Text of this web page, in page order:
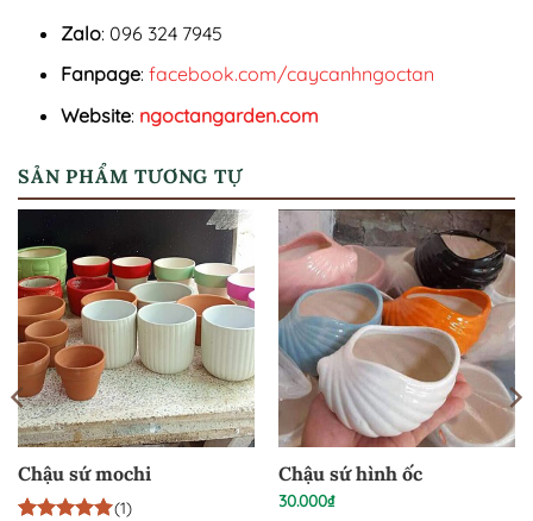
Zalo: 096 324 7945
Fanpage: facebook.com/caycanhngoctan
Website: ngoctangarden.com
SẢN PHẨM TƯƠNG TỰ
Chậu sứ mochi
(1)
Chậu sứ hình ốc
30.000₫